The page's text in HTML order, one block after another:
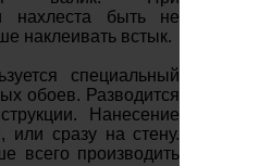
нахлеста быть не
наклеивать встык.
специальный
обоев. Разводится
Нанесение
или сразу на стену.
всего производить